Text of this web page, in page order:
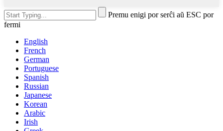
Premu enigi por serĉi aŭ ESC por
fermi
English
French
German
Portuguese
Spanish
Russian
Japanese
Korean
Arabic
Irish